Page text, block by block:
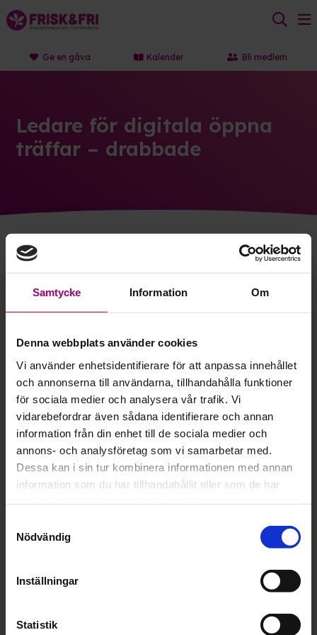
Samtycke Information Om
Denna webbplats använder cookies
Vi använder enhetsidentifierare för att anpassa innehållet
och annonserna till användarna, tillhandahålla funktioner
för sociala medier och analysera vår trafik. Vi
vidarebefordrar även sådana identifierare och annan
information från din enhet till de sociala medier och
annons- och analysföretag som vi samarbetar med.
Dessa kan i sin tur kombinera informationen med annan
information som du har tillhandahållit eller som de har
Nödvändig
Inställningar
Statistik
Ge en gåva Kalender Bli medlem
Ledare för digitala öppna
träffar – drabbade
Frisk & Fri – Riksföreningen mot ätstörningar
Inedalsgatan 5
112 32 Stockholm
Kontakta oss
Org.nummer: 802012-8925
Plusgiro: 90 00 87-8
Ätstörningslinjen